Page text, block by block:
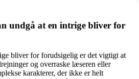
undgå at en intrige bliver for
bliver for forudsigelig er det vigtigt at
og overraske læseren eller
karakterer, der ikke er helt